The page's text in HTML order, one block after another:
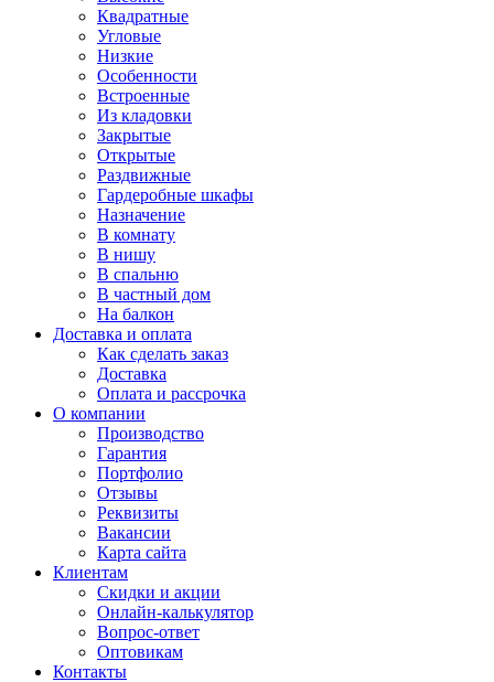
Квадратные
Угловые
Низкие
Особенности
Встроенные
Из кладовки
Закрытые
Открытые
Раздвижные
Гардеробные шкафы
Назначение
В комнату
В нишу
В спальню
В частный дом
На балкон
Доставка и оплата
Как сделать заказ
Доставка
Оплата и рассрочка
О компании
Производство
Гарантия
Портфолио
Отзывы
Реквизиты
Вакансии
Карта сайта
Клиентам
Скидки и акции
Онлайн-калькулятор
Вопрос-ответ
Оптовикам
Контакты